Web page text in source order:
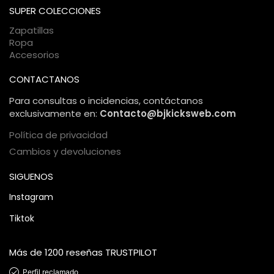
comercio electrónico, garantizando una compra 100%
SUPER COLECCIONES
Zapatillas
Ropa
Accesorios
CONTACTANOS
Para consultas o incidencias, contáctanos
exclusivamente en: Contacto@bjkicksweb.com
Política de privacidad
Cambios y devoluciones
SIGUENOS
Instagram
Tiktok
Más de 1200 reseñas TRUSTPILOT
Perfil reclamado